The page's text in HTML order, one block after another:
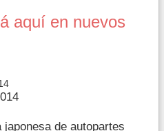
aquí en nuevos
de autopartes